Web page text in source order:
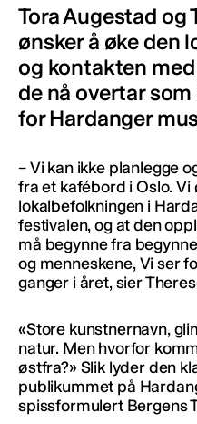
Tora Augestad og
ønsker å øke den
og kontakten
de nå overtar
for Hardanger
– Vi kan ikke planlegge
fra et kafébord i Oslo. Vi
lokalbefolkningen i
festivalen, og at den
må begynne fra
og menneskene, Vi ser
ganger i året, sier
«Store kunstnernavn,
natur. Men hvorfor
østfra?» Slik lyder den
publikummet på
spissformulert Bergens